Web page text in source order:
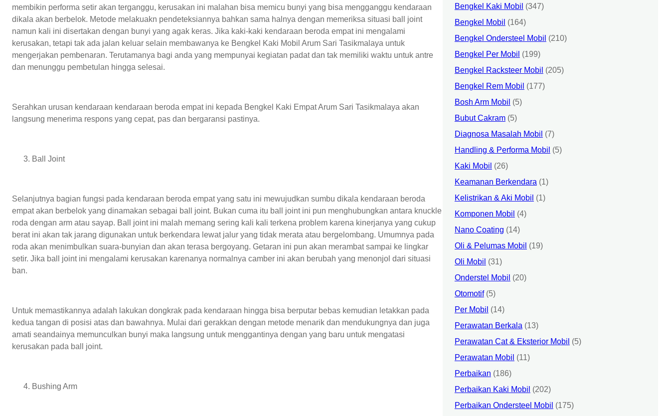
membikin performa setir akan terganggu, kerusakan ini malahan bisa memicu bunyi yang bisa mengganggu kendaraan
dikala akan berbelok. Metode melakuakn pendeteksiannya bahkan sama halnya dengan memeriksa situasi ball joint
namun kali ini disertakan dengan bunyi yang agak keras. Jika kaki-kaki kendaraan beroda empat ini mengalami
kerusakan, tetapi tak ada jalan keluar selain membawanya ke Bengkel Kaki Mobil Arum Sari Tasikmalaya untuk
mengerjakan pembenaran. Terutamanya bagi anda yang mempunyai kegiatan padat dan tak memiliki waktu untuk antre
dan menunggu pembetulan hingga selesai.
Serahkan urusan kendaraan kendaraan beroda empat ini kepada Bengkel Kaki Empat Arum Sari Tasikmalaya akan
langsung menerima respons yang cepat, pas dan bergaransi pastinya.
Ball Joint
Selanjutnya bagian fungsi pada kendaraan beroda empat yang satu ini mewujudkan sumbu dikala kendaraan beroda
empat akan berbelok yang dinamakan sebagai ball joint. Bukan cuma itu ball joint ini pun menghubungkan antara knuckle
roda dengan arm atau sayap. Ball joint ini malah memang sering kali kali terkena problem karena kinerjanya yang cukup
berat ini akan tak jarang digunakan untuk berkendara lewat jalur yang tidak merata atau bergelombang. Umumnya pada
roda akan menimbulkan suara-bunyian dan akan terasa bergoyang. Getaran ini pun akan merambat sampai ke lingkar
setir. Jika ball joint ini mengalami kerusakan karenanya normalnya camber ini akan berubah yang menonjol dari situasi
ban.
Untuk memastikannya adalah lakukan dongkrak pada kendaraan hingga bisa berputar bebas kemudian letakkan pada
kedua tangan di posisi atas dan bawahnya. Mulai dari gerakkan dengan metode menarik dan mendukungnya dan juga
amati seandainya memunculkan bunyi maka langsung untuk menggantinya dengan yang baru untuk mengatasi
kerusakan pada ball joint.
Bushing Arm
Bengkel Kaki Mobil (347)
Bengkel Mobil (164)
Bengkel Ondersteel Mobil (210)
Bengkel Per Mobil (199)
Bengkel Racksteer Mobil (205)
Bengkel Rem Mobil (177)
Bosh Arm Mobil (5)
Bubut Cakram(5)
Diagnosa Masalah Mobil (7)
Handling & Performa Mobil (5)
Kaki Mobil (26)
Keamanan Berkendara (1)
Kelistrikan & Aki Mobil (1)
Komponen Mobil (4)
Nano Coating (14)
Oli & Pelumas Mobil (19)
Oli Mobil (31)
Onderstel Mobil (20)
Otomotif(5)
Per Mobil (14)
Perawatan Berkala (13)
Perawatan Cat & Eksterior Mobil (5)
Perawatan Mobil (11)
Perbaikan (186)
Perbaikan Kaki Mobil (202)
Perbaikan Ondersteel Mobil (175)